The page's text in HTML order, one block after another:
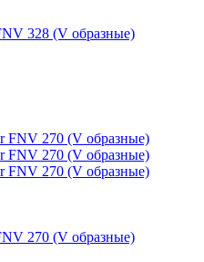
328 (V образные)
270 (V образные)